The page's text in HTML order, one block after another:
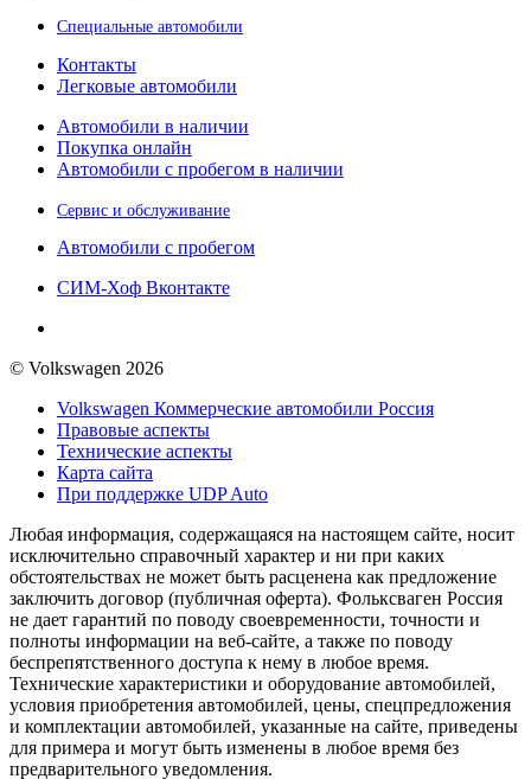
Специальные автомобили
Контакты
Легковые автомобили
Автомобили в наличии
Покупка онлайн
Автомобили с пробегом в наличии
Сервис и обслуживание
Автомобили с пробегом
СИМ-Хоф Вконтакте
© Volkswagen 2026
Volkswagen Коммерческие автомобили Россия
Правовые аспекты
Технические аспекты
Карта сайта
При поддержке UDP Auto
Любая информация, содержащаяся на настоящем сайте, носит
исключительно справочный характер и ни при каких
обстоятельствах не может быть расценена как предложение
заключить договор (публичная оферта). Фольксваген Россия
не дает гарантий по поводу своевременности, точности и
полноты информации на веб-сайте, а также по поводу
беспрепятственного доступа к нему в любое время.
Технические характеристики и оборудование автомобилей,
условия приобретения автомобилей, цены, спецпредложения
и комплектации автомобилей, указанные на сайте, приведены
для примера и могут быть изменены в любое время без
предварительного уведомления.